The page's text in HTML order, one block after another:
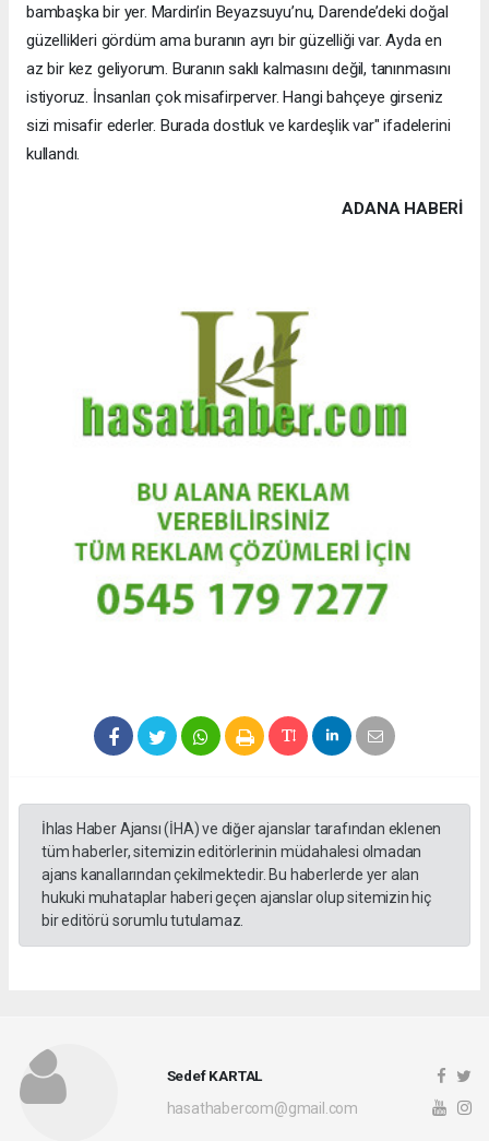
bambaşka bir yer. Mardin’in Beyazsuyu’nu, Darende’deki doğal
güzellikleri gördüm ama buranın ayrı bir güzelliği var. Ayda en
az bir kez geliyorum. Buranın saklı kalmasını değil, tanınmasını
istiyoruz. İnsanları çok misafirperver. Hangi bahçeye girseniz
sizi misafir ederler. Burada dostluk ve kardeşlik var" ifadelerini
kullandı.
ADANA HABERİ
İhlas Haber Ajansı (İHA) ve diğer ajanslar tarafından eklenen
tüm haberler, sitemizin editörlerinin müdahalesi olmadan
ajans kanallarından çekilmektedir. Bu haberlerde yer alan
hukuki muhataplar haberi geçen ajanslar olup sitemizin hiç
bir editörü sorumlu tutulamaz.
Sedef KARTAL
hasathabercom@gmail.com